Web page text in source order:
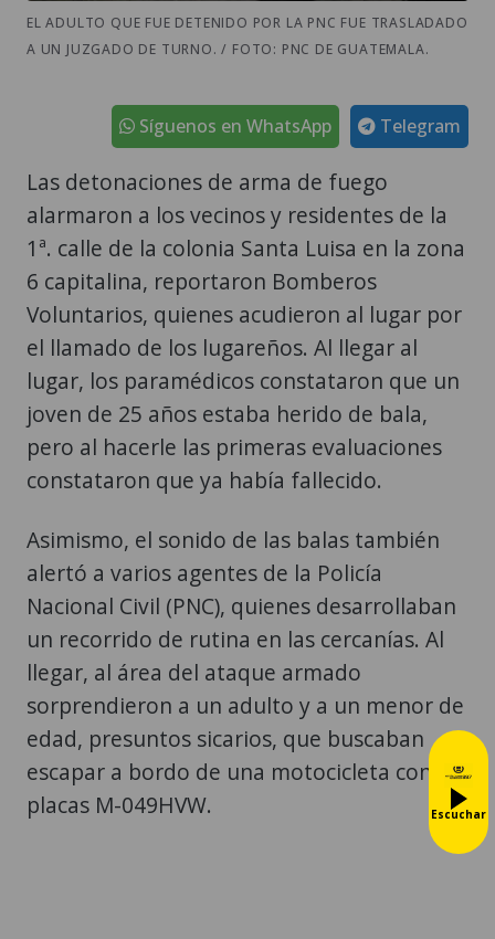
EL ADULTO QUE FUE DETENIDO POR LA PNC FUE TRASLADADO
A UN JUZGADO DE TURNO. / FOTO: PNC DE GUATEMALA.
Telegram
Síguenos en WhatsApp
Las detonaciones de arma de fuego
alarmaron a los vecinos y residentes de la
1ª. calle de la colonia Santa Luisa en la zona
6 capitalina, reportaron Bomberos
Voluntarios, quienes acudieron al lugar por
el llamado de los lugareños. Al llegar al
lugar, los paramédicos constataron que un
joven de 25 años estaba herido de bala,
pero al hacerle las primeras evaluaciones
constataron que ya había fallecido.
Asimismo, el sonido de las balas también
alertó a varios agentes de la Policía
Nacional Civil (PNC), quienes desarrollaban
un recorrido de rutina en las cercanías. Al
llegar, al área del ataque armado
sorprendieron a un adulto y a un menor de
edad, presuntos sicarios, que buscaban
escapar a bordo de una motocicleta con
placas M-049HVW.
Escuchar